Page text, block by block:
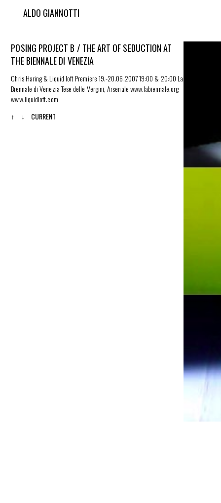
ALDO GIANNOTTI
POSING PROJECT B / THE ART OF SEDUCTION AT
THE BIENNALE DI VENEZIA
Chris Haring & Liquid loft Premiere 19.-20.06.2007 19:00 & 20:00 La
Biennale di Venezia Tese delle Vergini, Arsenalewww.labiennale.org
www.liquidloft.com
↑
↓ CURRENT